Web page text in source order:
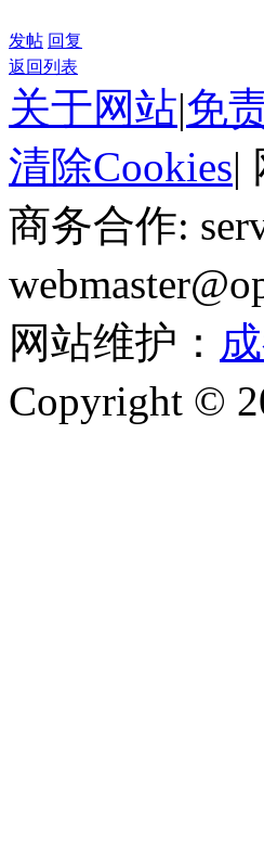
发帖 回复
返回列表
关于网站|免
清除Cookies|
商务合作:
网站维护：
Copyright ©